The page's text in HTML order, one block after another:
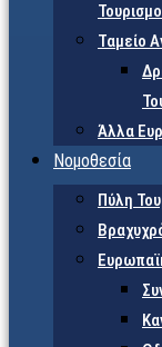
Ταμείο
Άλλα
Νομοθεσία
Πύλη